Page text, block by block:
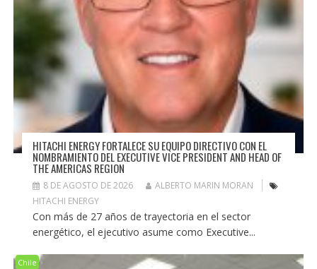
HITACHI ENERGY FORTALECE SU EQUIPO DIRECTIVO CON EL
NOMBRAMIENTO DEL EXECUTIVE VICE PRESIDENT AND HEAD OF
THE AMERICAS REGION
8 DE AGOSTO DE 2026
ALBERTO MARIN MORAN
HITACHI ENERGY
Con más de 27 años de trayectoria en el sector
energético, el ejecutivo asume como Executive...
Chile